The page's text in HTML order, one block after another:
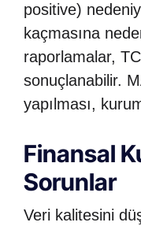
positive)
kaçmasına
raporlamalar,
sonuçlanabilir.
yapılması,
Finansal
Sorunlar
Veri kalitesini